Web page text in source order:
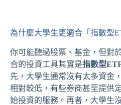
為什麼大學生更適合「指數型
你可能聽過股票、基金，但對
合的投資工具其實是指數型
先，大學生通常沒有太多資金
相對較低，有些券商甚至提供
始投資的服務。再者，大學生